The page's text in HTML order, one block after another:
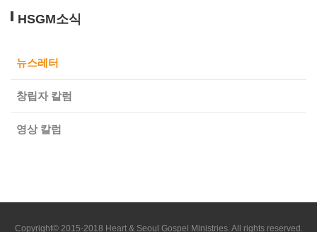
HSGM소식
뉴스레터
창립자 칼럼
영상 칼럼
Copyright© 2015-2018 Heart & Seoul Gospel Ministries. All rights reserved.